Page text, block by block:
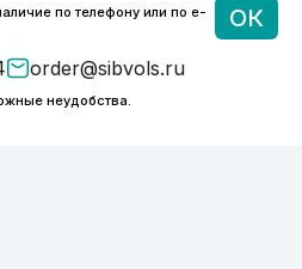
по телефону или по e-
order@sibvols.ru
неудобства.
ОК
и оплата